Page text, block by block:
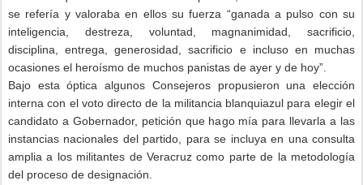
se refería y valoraba en ellos su fuerza “ganada a pulso con su
inteligencia, destreza, voluntad, magnanimidad, sacrificio,
disciplina, entrega, generosidad, sacrificio e incluso en muchas
ocasiones el heroísmo de muchos panistas de ayer y de hoy”.
Bajo esta óptica algunos Consejeros propusieron una elección
interna con el voto directo de la militancia blanquiazul para elegir el
candidato a Gobernador, petición que hago mía para llevarla a las
instancias nacionales del partido, para se incluya en una consulta
amplia a los militantes de Veracruz como parte de la metodología
del proceso de designación.